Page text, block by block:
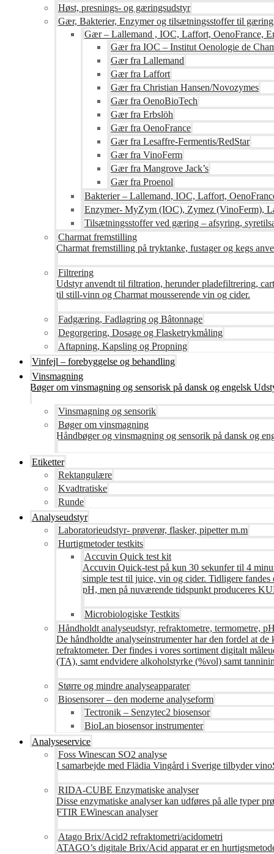
Høst, presnings- og gæringsudstyr
Gær, Bakterier, Enzymer og tilsætningsstoffer til gæring
Gær – Lallemand , IOC, Laffort, OenoFrance,
Gær fra IOC – Institut Oenologie de
Gær fra Lallemand
Gær fra Laffort
Gær fra Christian Hansen/Novozymes
Gær fra OenoBioTech
Gær fra Erbslöh
Gær fra OenoFrance
Gær fra Lesaffre-Fermentis/RedStar
Gær fra VinoFerm
Gær fra Mangrove Jack’s
Gær fra Proenol
Bakterier – Lallemand, IOC, Laffort,
Enzymer- MyZym (IOC), Zymez (VinoFerm),
Tilsætningsstoffer ved gæring – afsyring,
Charmat fremstilling
Charmat fremstilling på tryktanke, fustager og kegs
Filtrering
Udstyr anvendt til filtration, herunder pladefiltrering,
til still-vinn og Charmat mousserende vin og cider.
Fadgæring, Fadlagring og Bâtonnage
Degorgering, Dosage og Flasketrykmåling
Aftapning, Kapsling og Propning
Vinfejl – forebyggelse og behandling
Vinsmagning
Bøger om vinsmagning og sensorisk på dansk og engelsk
Vinsmagning og sensorik
Bøger om vinsmagning
Håndbøger og vinsmagning og sensorik på dansk og
Etiketter
Rektangulære
Kvadtratiske
Runde
Analyseudstyr
Laboratorieudstyr- prøverør, flasker, pipetter m.m
Hurtigmetoder testkits
Accuvin Quick test kit
Accuvin Quick-test på kun 30 sekunfer til 4
simple test til juice, vin og cider. Tidligere
pH, men på nuværende tidspunkt produceres
Microbiologiske Testkits
Håndholdt analyseudstyr, refraktometre, termometre,
De håndholdte analyseinstrumenter har den fordel at
refraktometer. Der findes i vores sortiment digitalt
(TA), samt endvidere alkoholstyrke (%vol) samt
Større og mindre analyseapparater
Biosensorer – den moderne analyseform
Tectronik – Senzytec2 biosensor
BioLan biosensor instrumenter
Analyseservice
Foss Winescan SO2 analyse
I samarbejde med Flädia Vingård i Sverige tilbyder
RIDA-CUBE Enzymatiske analyser
Disse enzymatiske analyser kan udføres på alle typer
FTIR EWinescan analyser
Atago Brix/Acid2 refraktometri/acidometri
ATAGO’s digitale Brix/Acid apparat er en